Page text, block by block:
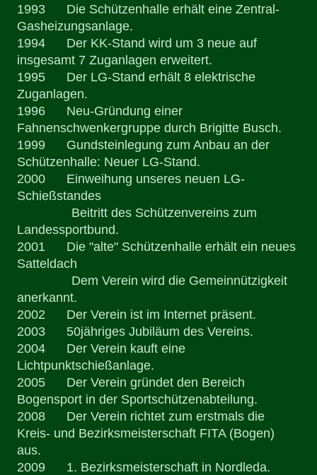
1993 Die Schützenhalle erhält eine Zentral-
Gasheizungsanlage.
1994 Der KK-Stand wird um 3 neue auf
insgesamt 7 Zuganlagen erweitert.
1995 Der LG-Stand erhält 8 elektrische
Zuganlagen.
1996 Neu-Gründung einer
Fahnenschwenkergruppe durch Brigitte Busch.
1999 Gundsteinlegung zum Anbau an der
Schützenhalle: Neuer LG-Stand.
2000 Einweihung unseres neuen LG-
Schießstandes
Beitritt des Schützenvereins zum
Landessportbund.
2001 Die "alte" Schützenhalle erhält ein neues
Satteldach
Dem Verein wird die Gemeinnützigkeit
anerkannt.
2002 Der Verein ist im Internet präsent.
2003 50jähriges Jubiläum des Vereins.
2004 Der Verein kauft eine
Lichtpunktschießanlage.
2005 Der Verein gründet den Bereich
Bogensport in der Sportschützenabteilung.
2008 Der Verein richtet zum erstmals die
Kreis- und Bezirksmeisterschaft FITA (Bogen)
aus.
2009 1. Bezirksmeisterschaft in Nordleda.